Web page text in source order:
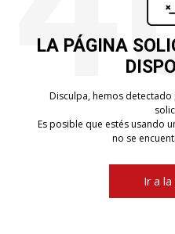
LA PÁGINA
Disculpa, hemos
Es posible que estés usando
no se
Ir a